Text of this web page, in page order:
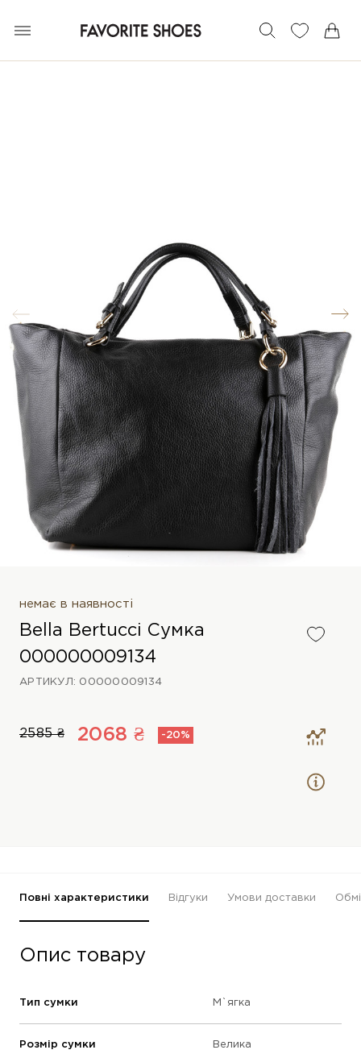
немає в наявності
Bella Bertucci Сумка
000000009134
АРТИКУЛ: 00000009134
2585 ₴ 2068 ₴ -20%
Повні характеристики Відгуки Умови доставки
Опис товару
Тип сумки М`ягка
Розмір сумки Велика